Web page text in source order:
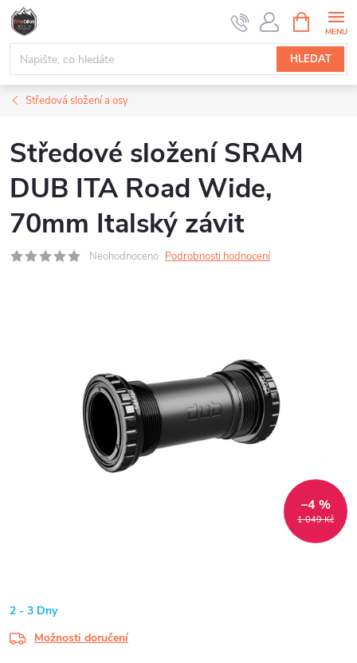
Přejít
obsah
HLEDAT
NÁKUPNÍ
KOŠÍK
Středová složení a osy
Středové složení SRAM
DUB ITA Road Wide,
70mm Italský závit
Neohodnoceno Podrobnosti hodnocení
1 049 Kč
–4 %
2 - 3 Dny
Možnosti doručení